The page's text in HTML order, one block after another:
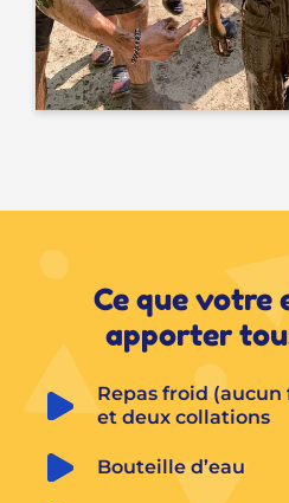
Ce que votre
apporter
Repas froid
et deux collations
Bouteille d’eau